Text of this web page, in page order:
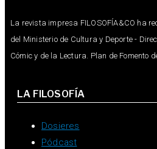
La revista impresa FILOSOFÍA&CO ha
del Ministerio de Cultura y Deporte -
Cómic y de la Lectura. Plan de Fomento
LA FILOSOFÍA
Dosieres
Pódcast